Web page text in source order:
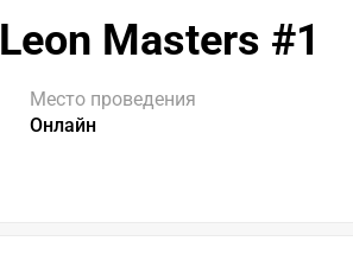
Leon Masters #1
Место проведения
Онлайн